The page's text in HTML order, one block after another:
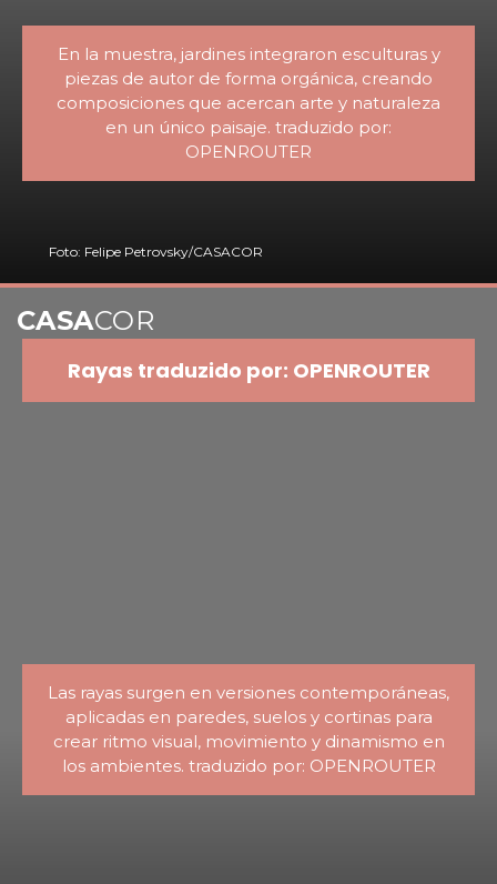
En la muestra, jardines integraron esculturas y
piezas de autor de forma orgánica, creando
composiciones que acercan arte y naturaleza
en un único paisaje. traduzido por:
OPENROUTER
Foto: Felipe Petrovsky/CASACOR
Las rayas surgen en versiones contemporáneas,
aplicadas en paredes, suelos y cortinas para
crear ritmo visual, movimiento y dinamismo en
los ambientes. traduzido por: OPENROUTER
Rayas traduzido por: OPENROUTER
CASACOR